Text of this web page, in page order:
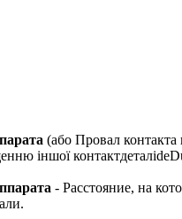
(або Провал контакта
іншої
- Расстояние, на